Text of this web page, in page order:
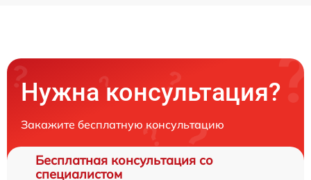
Нужна консультация?
Закажите бесплатную консультацию
Бесплатная консультация со
специалистом